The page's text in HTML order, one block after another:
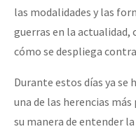
las modalidades y las
guerras en la actualidad,
cómo se despliega
Durante estos días ya se
una de las herencias
su manera de entender